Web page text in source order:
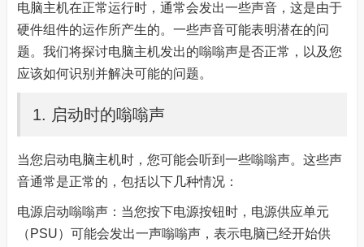
电脑主机在正常运行时，通常会发出一些声音，这是由于
硬件组件的运作所产生的。一些声音可能表明潜在的问
题。我们将探讨电脑主机发出的嗡嗡声是否正常，以及您
应该如何识别并解决可能的问题。
1. 启动时的嗡嗡声
当您启动电脑主机时，您可能会听到一些嗡嗡声。这些声
音通常是正常的，包括以下几种情况：
电源启动嗡嗡声：当您按下电源按钮时，电源供应单元
（PSU）可能会发出一声嗡嗡声，表示电脑已经开始供